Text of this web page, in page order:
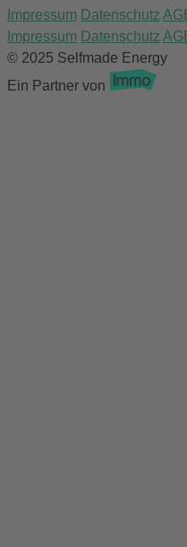
Impressum Datenschutz
Impressum Datenschutz
© 2025 Selfmade Energy
Ein Partner von